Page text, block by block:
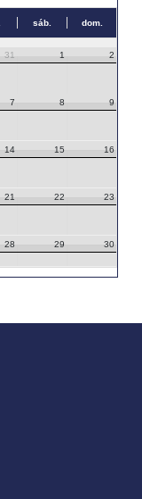
sáb. dom.
31 1 2
7 8 9
14 15 16
21 22 23
28 29 30